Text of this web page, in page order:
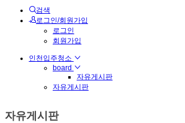
검색
로그인/회원가입
로그인
회원가입
인천입주청소
board
자유게시판
자유게시판
자유게시판